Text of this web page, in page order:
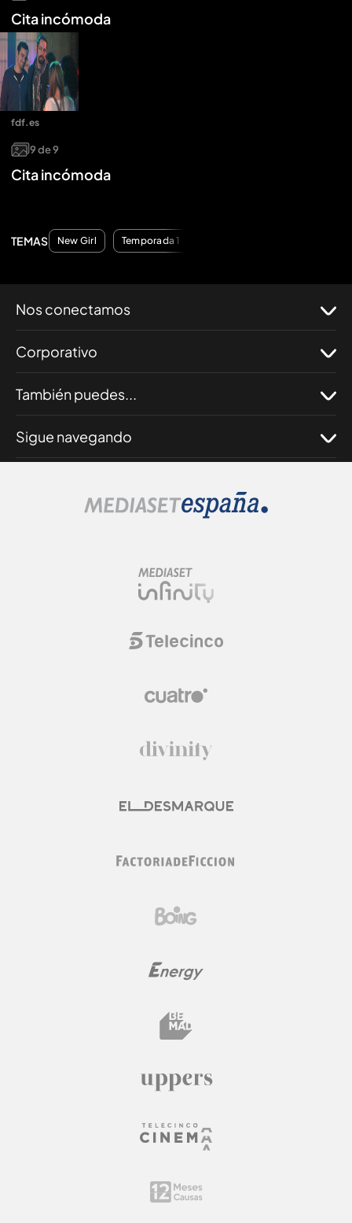
Cita incómoda
9de9
Cita incómoda
fdf.es
TEMAS New Girl Temporada 1
Nos conectamos
Corporativo
También puedes...
Sigue navegando